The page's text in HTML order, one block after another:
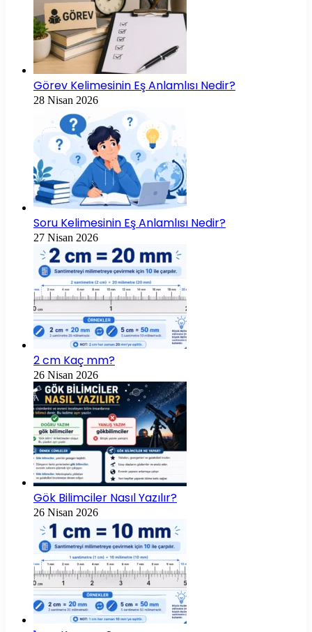
Görev Kelimesinin Eş Anlamlısı Nedir?
28 Nisan 2026
Soru Kelimesinin Eş Anlamlısı Nedir?
27 Nisan 2026
2 cm Kaç mm?
26 Nisan 2026
Gök Bilimciler Nasıl Yazılır?
26 Nisan 2026